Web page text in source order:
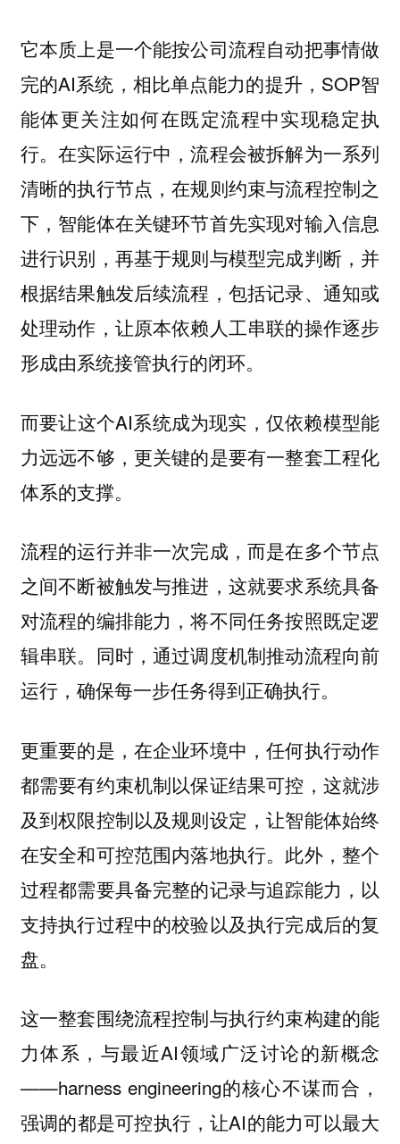
它本质上是一个能按公司流程自动把事情做
完的AI系统，相比单点能力的提升，SOP智
能体更关注如何在既定流程中实现稳定执
行。在实际运行中，流程会被拆解为一系列
清晰的执行节点，在规则约束与流程控制之
下，智能体在关键环节首先实现对输入信息
进行识别，再基于规则与模型完成判断，并
根据结果触发后续流程，包括记录、通知或
处理动作，让原本依赖人工串联的操作逐步
形成由系统接管执行的闭环。
而要让这个AI系统成为现实，仅依赖模型能
力远远不够，更关键的是要有一整套工程化
体系的支撑。
流程的运行并非一次完成，而是在多个节点
之间不断被触发与推进，这就要求系统具备
对流程的编排能力，将不同任务按照既定逻
辑串联。同时，通过调度机制推动流程向前
运行，确保每一步任务得到正确执行。
更重要的是，在企业环境中，任何执行动作
都需要有约束机制以保证结果可控，这就涉
及到权限控制以及规则设定，让智能体始终
在安全和可控范围内落地执行。此外，整个
过程都需要具备完整的记录与追踪能力，以
支持执行过程中的校验以及执行完成后的复
盘。
这一整套围绕流程控制与执行约束构建的能
力体系，与最近AI领域广泛讨论的新概念
——harness engineering的核心不谋而合，
强调的都是可控执行，让AI的能力可以最大